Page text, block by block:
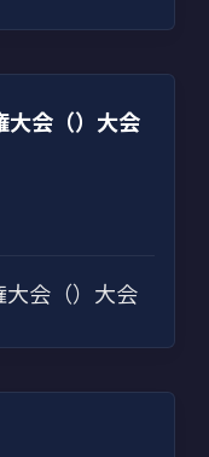
大会（）大会
会（）大会